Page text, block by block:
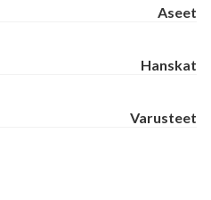
Aseet
Hanskat
Varusteet